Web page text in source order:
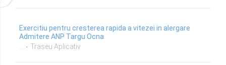
Exercitiu pentru cresterea rapida a vitezei in alergare
Admitere ANP Targu Ocna
Traseu Aplicativ